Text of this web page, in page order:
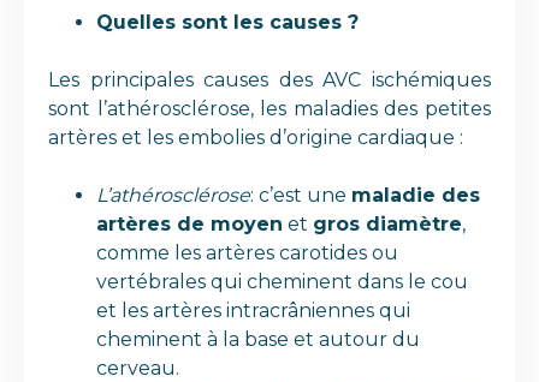
Quelles sont les causes ?
Les principales causes des AVC ischémiques
sont l’athérosclérose, les maladies des petites
artères et les embolies d’origine cardiaque :
L’athérosclérose: c’est une maladie des
artères de moyen et gros diamètre,
comme les artères carotides ou
vertébrales qui cheminent dans le cou
et les artères intracrâniennes qui
cheminent à la base et autour du
cerveau.